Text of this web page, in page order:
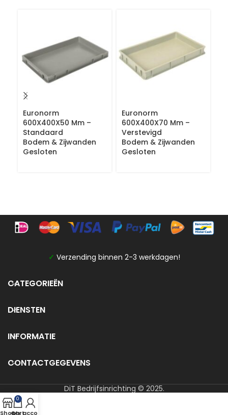
Euronorm
600X400X50 Mm –
Standaard
Bodem & Zijwanden
Gesloten
Euronorm
600X400X70 Mm –
Verstevigd
Bodem & Zijwanden
Gesloten
✓ Verzending binnen 2-3 werkdagen!
CATEGORIEËN
DIENSTEN
INFORMATIE
CONTACTGEGEVENS
DiT Bedrijfsinrichting © 2025.
Shop
0
Cart
My account